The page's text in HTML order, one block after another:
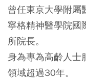
曾任東京大學附屬
寧格精神醫學院國
所院長。
身為專為高齡人士
領域超過30年。